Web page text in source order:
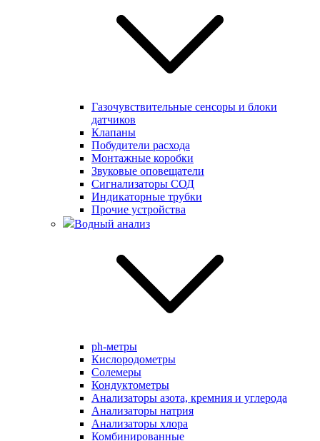
Газочувствительные сенсоры и блоки
датчиков
Клапаны
Побудители расхода
Монтажные коробки
Звуковые оповещатели
Сигнализаторы СОД
Индикаторные трубки
Прочие устройства
Водный анализ
ph-метры
Кислородометры
Солемеры
Кондуктометры
Анализаторы азота, кремния и углерода
Анализаторы натрия
Анализаторы хлора
Комбинированные